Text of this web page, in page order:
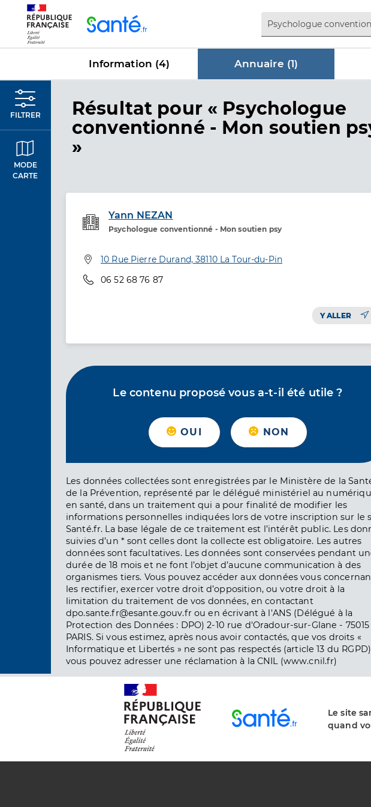
Information (4) Annuaire (1)
FILTRER
MODE
CARTE
Résultat dans Annuaire
pour « Psychologue
conventionné - Mon soutien
»
Yann NEZAN
Psychologue conventionné - Mon soutien psy
Etablissement de soins
Adresse
10 Rue Pierre Durand, 38110 La Tour-du-Pin
Téléphone
06 52 68 76 87
Y ALLER
Le contenu proposé vous a-t-il été utile ?
OUI NON
Les données collectées sont enregistrées par le Ministère de la
de la Prévention, représenté par le délégué ministériel au
en santé, dans un traitement qui a pour finalité de modifier les
informations personnelles indiquées lors de votre inscription sur le
Santé.fr. La base légale de ce traitement est l’intérêt public. Les
suivies d’un * sont celles dont la collecte est obligatoire. Les autres
données sont facultatives. Les données sont conservées pendant
durée de 18 mois et ne font l’objet d’aucune communication à des
organismes tiers. Vous pouvez accéder aux données vous
les rectifier, exercer votre droit d’opposition, ou votre droit à la
limitation du traitement de vos données, en contactant
dpo.sante.fr@esante.gouv.fr ou en écrivant à l’ANS (Délégué à la
Protection des Données : DPO) 2-10 rue d'Oradour-sur-Glane - 75015
PARIS. Si vous estimez, après nous avoir contactés, que vos droits «
Informatique et Libertés » ne sont pas respectés (article 13 du
vous pouvez adresser une réclamation à la CNIL (www.cnil.fr)
Le site
quand
Panneau de gestion des cookies